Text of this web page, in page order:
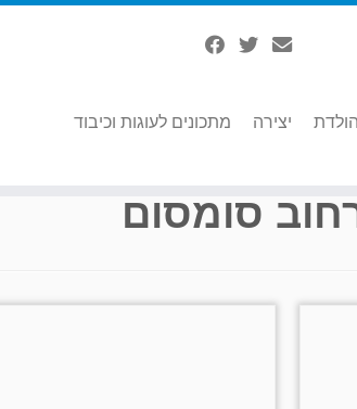
יצירה
מתכונים לעוגות וכיבוד
סומסום